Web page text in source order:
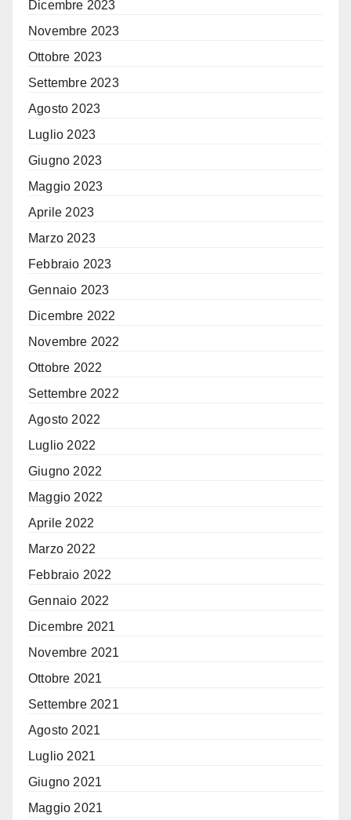
Dicembre 2023
Novembre 2023
Ottobre 2023
Settembre 2023
Agosto 2023
Luglio 2023
Giugno 2023
Maggio 2023
Aprile 2023
Marzo 2023
Febbraio 2023
Gennaio 2023
Dicembre 2022
Novembre 2022
Ottobre 2022
Settembre 2022
Agosto 2022
Luglio 2022
Giugno 2022
Maggio 2022
Aprile 2022
Marzo 2022
Febbraio 2022
Gennaio 2022
Dicembre 2021
Novembre 2021
Ottobre 2021
Settembre 2021
Agosto 2021
Luglio 2021
Giugno 2021
Maggio 2021